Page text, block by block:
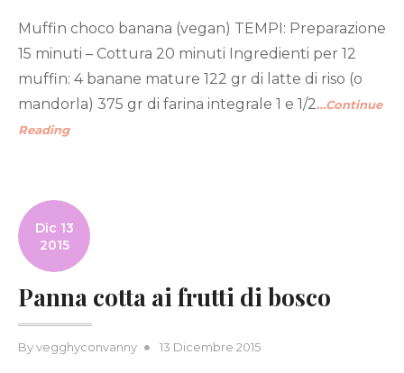
Muffin choco banana (vegan) TEMPI: Preparazione
15 minuti – Cottura 20 minuti Ingredienti per 12
muffin: 4 banane mature 122 gr di latte di riso (o
mandorla) 375 gr di farina integrale 1 e 1/2…Continue
Reading
Dic 13
2015
Panna cotta ai frutti di bosco
Byvegghyconvanny
Posted
13 Dicembre 2015